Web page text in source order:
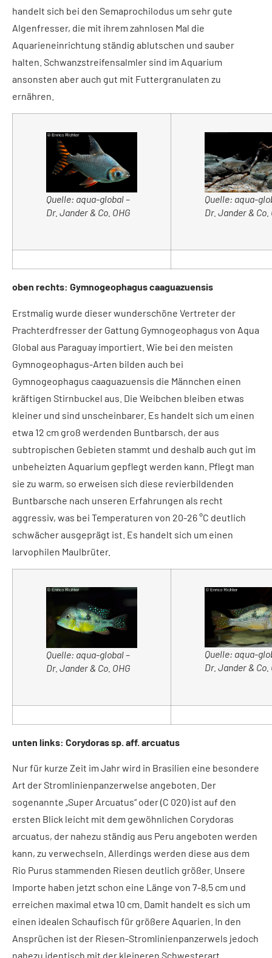
handelt sich bei den Semaprochilodus um sehr gute
Algenfresser, die mit ihrem zahnlosen Mal die
Aquarieneinrichtung ständig ablutschen und sauber
halten. Schwanzstreifensalmler sind im Aquarium
ansonsten aber auch gut mit Futtergranulaten zu
ernähren.
Quelle: aqua-global –
Dr. Jander & Co. OHG
Quelle: aqua-
Dr. Jander & Co.
oben rechts: Gymnogeophagus caaguazuensis
Erstmalig wurde dieser wunderschöne Vertreter der
Prachterdfresser der Gattung Gymnogeophagus von Aqua
Global aus Paraguay importiert. Wie bei den meisten
Gymnogeophagus-Arten bilden auch bei
Gymnogeophagus caaguazuensis die Männchen einen
kräftigen Stirnbuckel aus. Die Weibchen bleiben etwas
kleiner und sind unscheinbarer. Es handelt sich um einen
etwa 12 cm groß werdenden Buntbarsch, der aus
subtropischen Gebieten stammt und deshalb auch gut im
unbeheizten Aquarium gepflegt werden kann. Pflegt man
sie zu warm, so erweisen sich diese revierbildenden
Buntbarsche nach unseren Erfahrungen als recht
aggressiv, was bei Temperaturen von 20-26 °C deutlich
schwächer ausgeprägt ist. Es handelt sich um einen
larvophilen Maulbrüter.
Quelle: aqua-global –
Dr. Jander & Co. OHG
Quelle: aqua-
Dr. Jander & Co.
unten links: Corydoras sp. aff. arcuatus
Nur für kurze Zeit im Jahr wird in Brasilien eine besondere
Art der Stromlinienpanzerwelse angeboten. Der
sogenannte „Super Arcuatus“ oder (C 020) ist auf den
ersten Blick leicht mit dem gewöhnlichen Corydoras
arcuatus, der nahezu ständig aus Peru angeboten werden
kann, zu verwechseln. Allerdings werden diese aus dem
Rio Purus stammenden Riesen deutlich größer. Unsere
Importe haben jetzt schon eine Länge von 7-8,5 cm und
erreichen maximal etwa 10 cm. Damit handelt es sich um
einen idealen Schaufisch für größere Aquarien. In den
Ansprüchen ist der Riesen-Stromlinienpanzerwels jedoch
nahezu identisch mit der kleineren Schwesterart.